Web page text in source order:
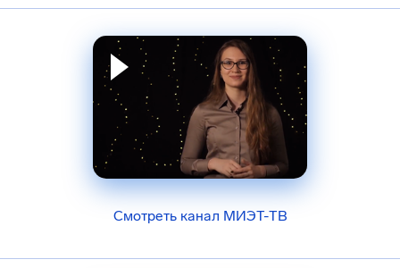
Смотреть канал МИЭТ-ТВ